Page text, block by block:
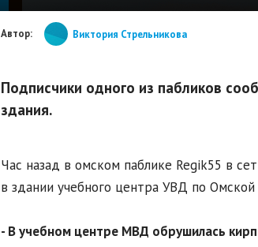
Автор: Виктория Стрельникова
Подписчики одного из пабликов
здания.
Час назад в омском паблике Regik55 в
в здании учебного центра УВД по Омской
- В учебном центре МВД обрушилась